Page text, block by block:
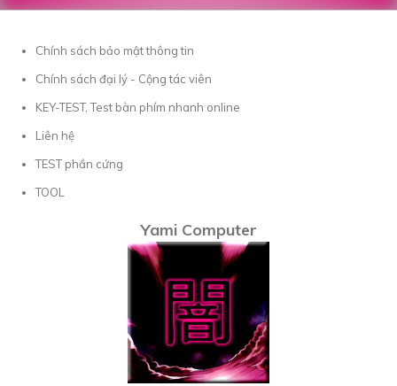
Chính sách bảo mật thông tin
Chính sách đại lý - Cộng tác viên
KEY-TEST, Test bàn phím nhanh online
Liên hệ
TEST phần cứng
TOOL
Yami Computer